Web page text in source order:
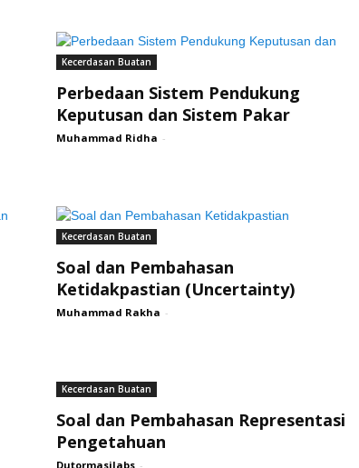
Kecerdasan Buatan
Perbedaan Sistem Pendukung
Keputusan dan Sistem Pakar
Muhammad Ridha -
Kecerdasan Buatan
Soal dan Pembahasan
Ketidakpastian (Uncertainty)
Muhammad Rakha -
Kecerdasan Buatan
Soal dan Pembahasan Representasi
Pengetahuan
Dutormasilabs -